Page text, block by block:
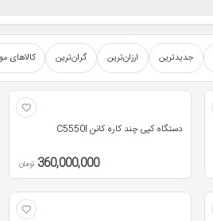
جدیدترین ارزان‌ترین گران‌ترین کالاهای
دستگاه کپی چند کاره کانن C5550I
360,000,000 تومان